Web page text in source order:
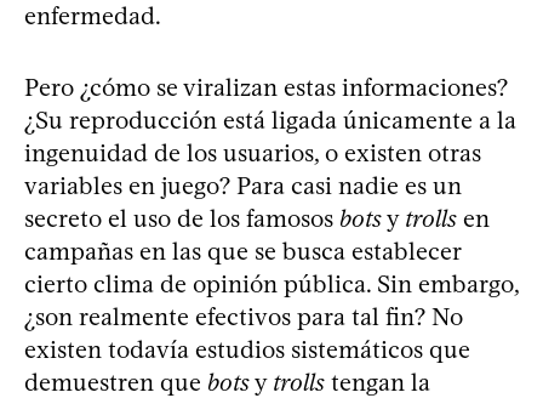
enfermedad.
Pero ¿cómo se viralizan estas informaciones?
¿Su reproducción está ligada únicamente a la
ingenuidad de los usuarios, o existen otras
variables en juego? Para casi nadie es un
secreto el uso de los famosos botsy trolls en
campañas en las que se busca establecer
cierto clima de opinión pública. Sin embargo,
¿son realmente efectivos para tal fin? No
existen todavía estudios sistemáticos que
demuestren que botsy trolls tengan la